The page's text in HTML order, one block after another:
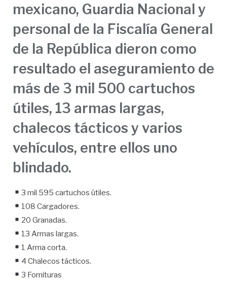
mexicano, Guardia Nacional y
personal de la Fiscalía General
de la República dieron como
resultado el aseguramiento de
más de 3 mil 500 cartuchos
útiles, 13 armas largas,
chalecos tácticos y varios
vehículos, entre ellos uno
blindado.
3 mil 595 cartuchos útiles.
108 Cargadores.
20 Granadas.
13 Armas largas.
1 Arma corta.
4 Chalecos tácticos.
3 Fornituras